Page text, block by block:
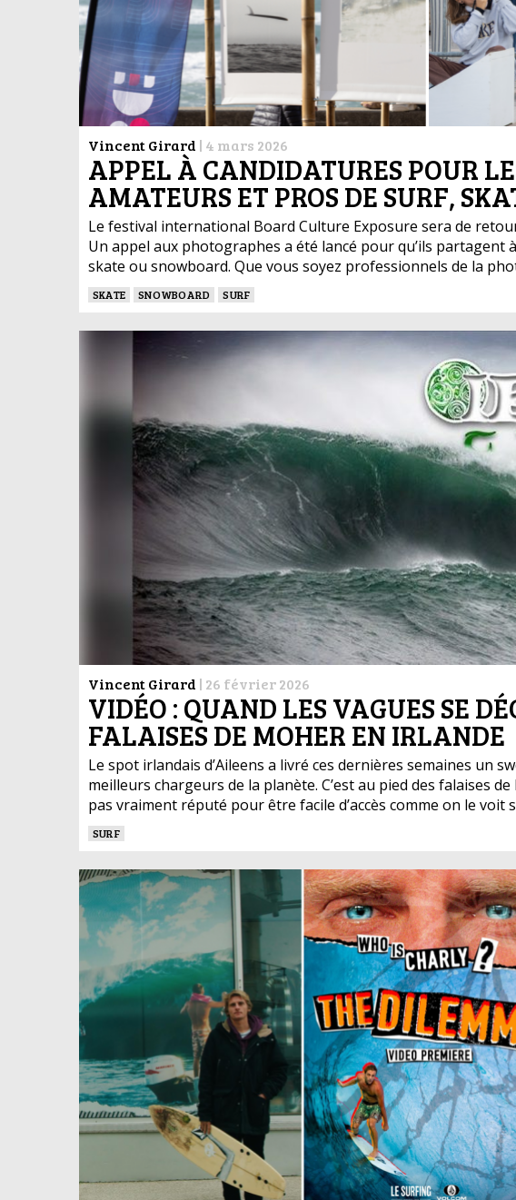
Vincent Girard | 4 mars 2026
APPEL À CANDIDATURES POUR
AMATEURS ET PROS DE SURF,
Le festival international Board Culture Exposure sera de
Un appel aux photographes a été lancé pour qu’ils partagent
skate ou snowboard. Que vous soyez professionnels de la
SKATE SNOWBOARD SURF
Vincent Girard | 26 février 2026
VIDÉO : QUAND LES VAGUES SE
FALAISES DE MOHER EN IRLANDE
Le spot irlandais d’Aileens a livré ces dernières semaines un
meilleurs chargeurs de la planète. C’est au pied des falaises
pas vraiment réputé pour être facile d’accès comme on le voit
SURF